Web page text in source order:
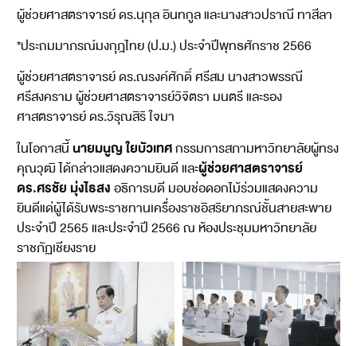
ผู้ช่วยศาสตราจารย์ ดร.นุกุล อินทกูล และนางสาวปราณี ทาสีลา
*ประถมมาภรณ์มงกุฎไทย (ป.ม.) ประจำปีพุทธศักราช 2566
ผู้ช่วยศาสตราจารย์ ดร.ณรงค์ศักดิ์ ศรีสม นางสาวพรรณี
ศรีสงคราม ผู้ช่วยศาสตราจารย์วิจิตรา มนตรี และรอง
ศาสตราจารย์ ดร.วิรุณสิริ ใจมา
ในโอกาสนี้นายมนูญ ใยบัวเทศกรรมการสภามหาวิทยาลัยผู้ทรง
คุณวุฒิ ได้กล่าวแสดงความยินดี และผู้ช่วยศาสตราจารย์
ดร.ศรชัย มุ่งไธสงอธิการบดี มอบช่อดอกไม้ร่วมแสดงความ
ยินดีแด่ผู้ได้รับพระราชทานเครื่องราชอิสริยาภรณ์ชั้นสายสะพาย
ประจำปี 2565 และประจำปี 2566 ณ ห้องประชุมมหาวิทยาลัย
ราชภัฏเชียงราย